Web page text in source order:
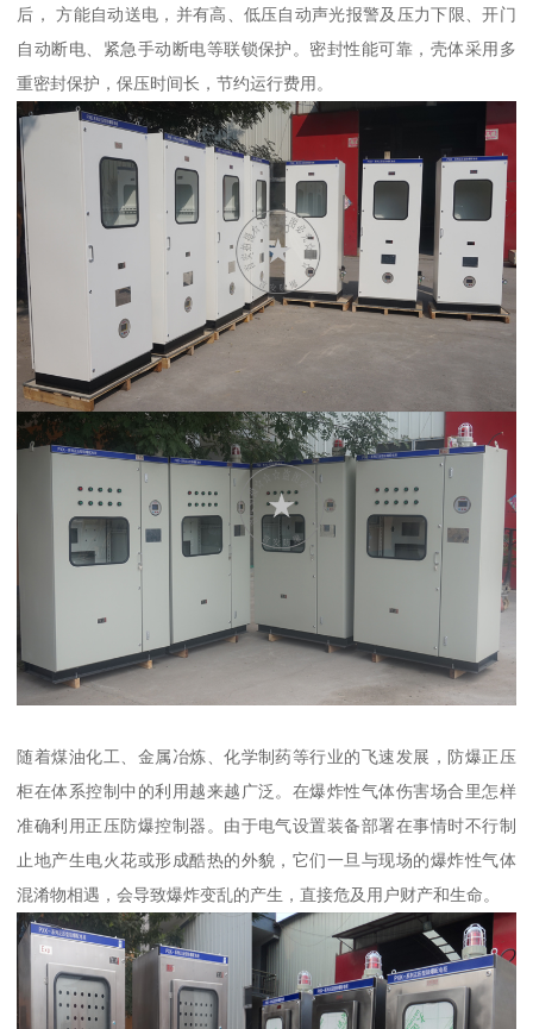
后， 方能自动送电，并有高、低压自动声光报警及压力下限、开门
自动断电、紧急手动断电等联锁保护。密封性能可靠，壳体采用多
重密封保护，保压时间长，节约运行费用。
随着煤油化工、金属冶炼、化学制药等行业的飞速发展，防爆正压
柜在体系控制中的利用越来越广泛。在爆炸性气体伤害场合里怎样
准确利用正压防爆控制器。由于电气设置装备部署在事情时不行制
止地产生电火花或形成酷热的外貌，它们一旦与现场的爆炸性气体
混淆物相遇，会导致爆炸变乱的产生，直接危及用户财产和生命。